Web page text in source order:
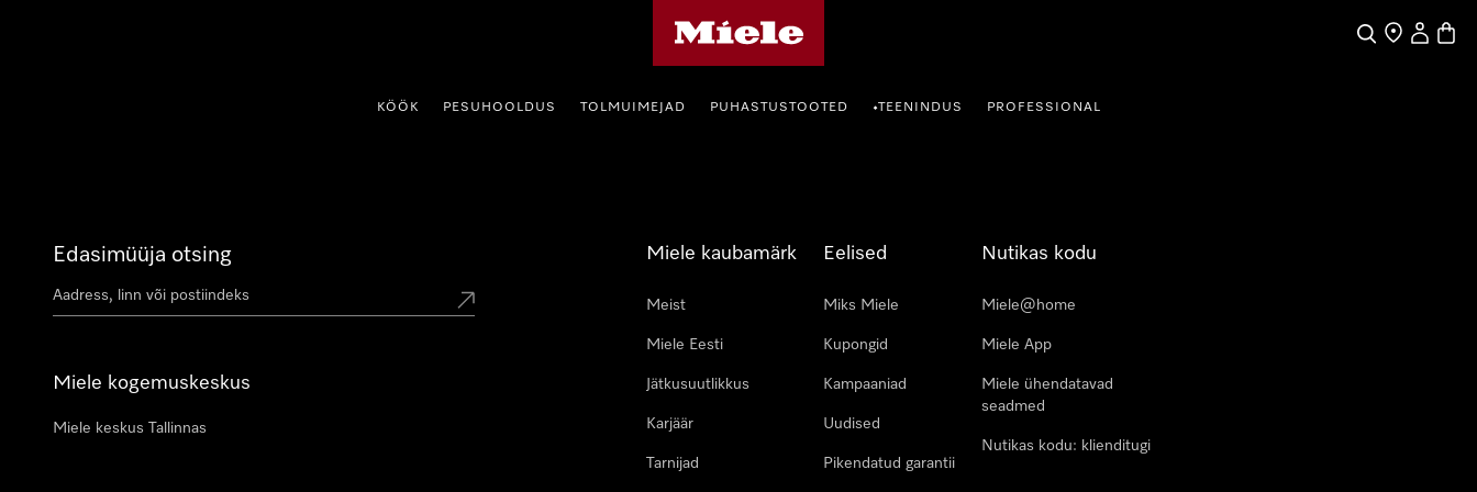
SearchFind a store
My
KÖÖK PESUHOOLDUS TOLMUIMEJAD PUHASTUSTOOTED •TEENINDUS PROFESSIONAL
Edasimüüja otsing
Miele kogemuskeskus
Miele keskus Tallinnas
Miele kaubamärk
Meist
Miele Eesti
Jätkusuutlikkus
Karjäär
Tarnijad
Eelised
Miks Miele
Kupongid
Kampaaniad
Uudised
Pikendatud garantii
Nutikas kodu
Miele@home
Miele App
Miele ühendatavad
seadmed
Nutikas kodu: klienditugi